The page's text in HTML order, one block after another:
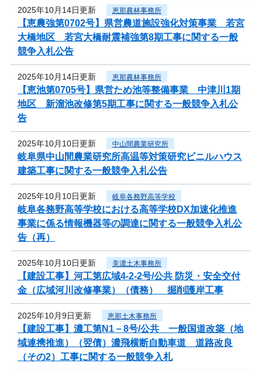
2025年10月14日更新 恵那農林事務所
【恵農強第0702号】県営農道施設強化対策事業 若宮
大橋地区 若宮大橋耐震補強第8期工事に関する一般
競争入札公告
2025年10月14日更新 恵那農林事務所
【恵池第0705号】県営ため池等整備事業 中津川1期
地区 新溜池改修第5期工事に関する一般競争入札公
告
2025年10月10日更新 中山間農業研究所
岐阜県中山間農業研究所高温等対策研究ビニルハウス
建築工事に関する一般競争入札公告
2025年10月10日更新 岐阜各務野高等学校
岐阜各務野高等学校における高等学校DX加速化推進
事業に係る情報機器等の調達に関する一般競争入札公
告（再）
2025年10月10日更新 美濃土木事務所
【建設工事】河工第広域4-2-2号/公共 防災・安全交付
金（広域河川改修事業）（債務） 掘削護岸工事
2025年10月9日更新 恵那土木事務所
【建設工事】濃工第N1－8号/公共 一般国道改築（地
域連携推進）（翌債）濃飛横断自動車道 道路改良
（その2）工事に関する一般競争入札